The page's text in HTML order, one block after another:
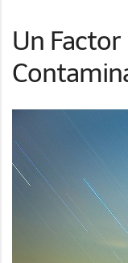
Un Factor